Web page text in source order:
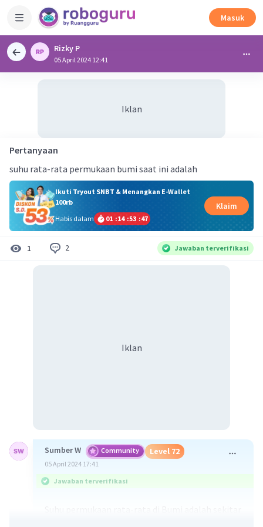
Masuk
Rizky P
05 April 2024 12:41
Iklan
Pertanyaan
suhu rata-rata permukaan bumi saat ini adalah
Ikuti Tryout SNBT & Menangkan E-Wallet
100rb
Habis dalam
01 :14 :53 :47
Klaim
1 2 Jawaban terverifikasi
Iklan
Sumber W Community Level 72
05 April 2024 17:41
Jawaban terverifikasi